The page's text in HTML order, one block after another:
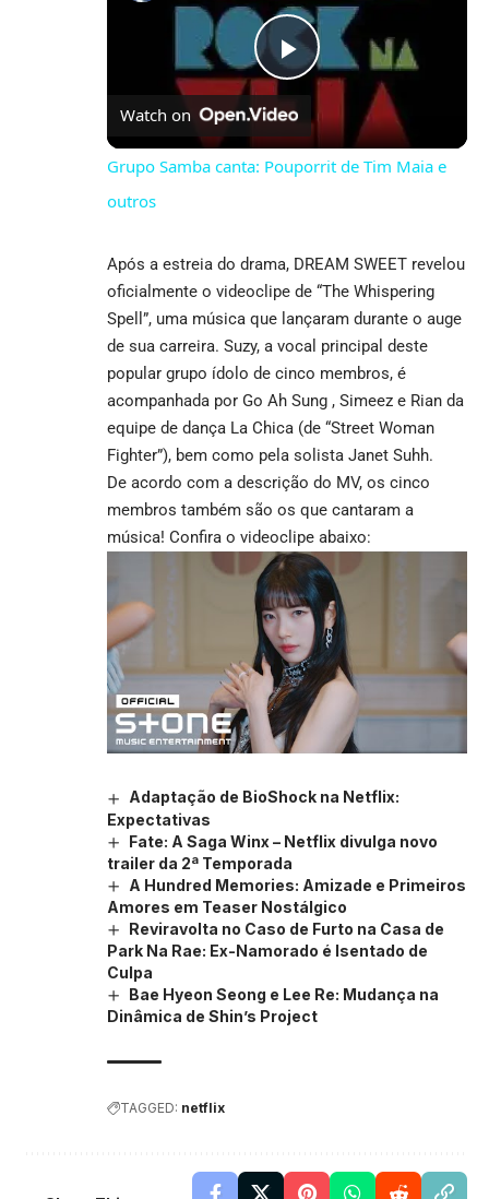
Play
Video
Watch on
Grupo Samba canta: Pouporrit de Tim Maia e
outros
Após a estreia do drama, DREAM SWEET revelou
oficialmente o videoclipe de “The Whispering
Spell”, uma música que lançaram durante o auge
de sua carreira. Suzy, a vocal principal deste
popular grupo ídolo de cinco membros, é
acompanhada por Go Ah Sung , Simeez e Rian da
equipe de dança La Chica (de “Street Woman
Fighter”), bem como pela solista Janet Suhh.
De acordo com a descrição do MV, os cinco
membros também são os que cantaram a
música! Confira o videoclipe abaixo:
Adaptação de BioShock na Netflix:
Expectativas
Fate: A Saga Winx – Netflix divulga novo
trailer da 2ª Temporada
A Hundred Memories: Amizade e Primeiros
Amores em Teaser Nostálgico
Reviravolta no Caso de Furto na Casa de
Park Na Rae: Ex-Namorado é Isentado de
Culpa
Bae Hyeon Seong e Lee Re: Mudança na
Dinâmica de Shin’s Project
TAGGED: netflix